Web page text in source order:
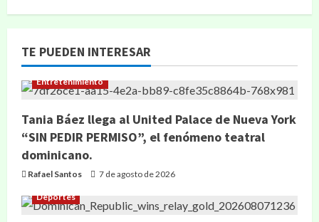
TE PUEDEN INTERESAR
Entretenimiento
Tania Báez llega al United Palace de Nueva York
“SIN PEDIR PERMISO”, el fenómeno teatral
dominicano.
Rafael Santos 7 de agosto de 2026
Deportes